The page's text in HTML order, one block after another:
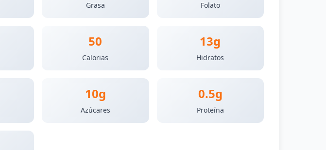
Grasa Folato
50
Calorias
13g
Hidratos
10g
Azúcares
0.5g
Proteína